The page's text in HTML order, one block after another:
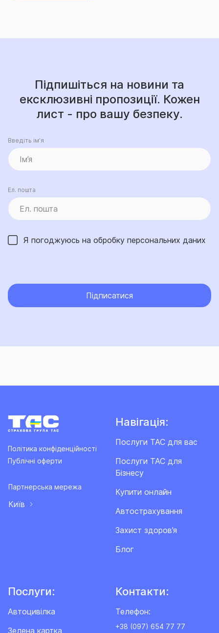
Підпишіться на новини та
ексклюзивні пропозиції. Кожен
лист - про вашу безпеку.
Введіть ім’я
Ел. пошта
Я погоджуюсь на обробку персональних даних
Підписатися
Політика конфіденційності
Публічні оферти
Партнерська мережа
Київ
Навігація:
Послуги ТАС для вас
Послуги ТАС для
Бізнесу
Купити онлайн
Автострахування
Захист здоров’я
Блог
Послуги:
Автоцивілка
Зелена картка
Контакти:
Телефон:
+38 (097) 654 77 77